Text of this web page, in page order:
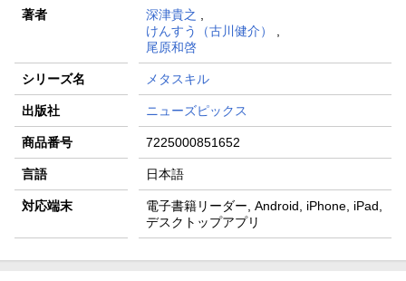
著者 深津貴之
けんすう（古川健介）
尾原和啓
シリーズ名 メタスキル
出版社 ニューズピックス
商品番号 7225000851652
言語 日本語
対応端末
電子書籍リーダー, Android, iPhone, iPad,
デスクトップアプリ